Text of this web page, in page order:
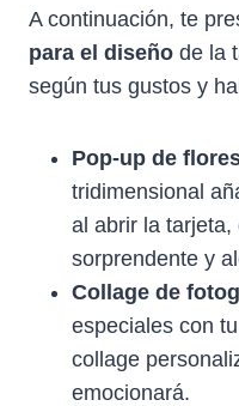
A continuación, te
para el diseño de la
según tus gustos y
Pop-up de
tridimensional
al abrir la
sorprendente y
Collage de
especiales con
collage
emocionará.